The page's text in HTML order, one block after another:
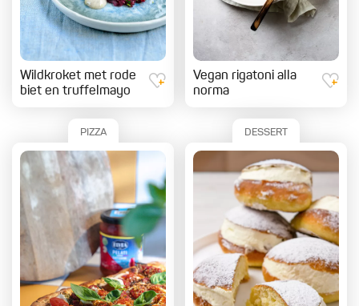
Wildkroket met rode
biet en truffelmayo
Vegan rigatoni alla
norma
PIZZA DESSERT